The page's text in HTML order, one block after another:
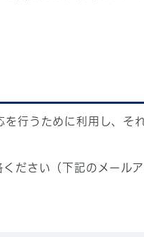
行うために利用し、そ
ださい（下記のメール